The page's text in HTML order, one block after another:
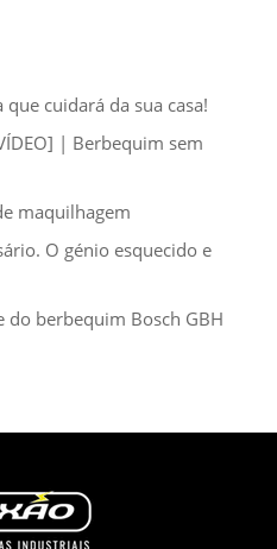
cuidará da sua casa!
| Berbequim sem
maquilhagem
O génio esquecido e
berbequim Bosch GBH